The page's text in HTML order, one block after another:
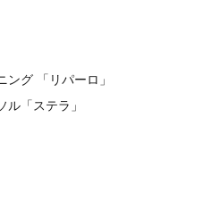
グ 「リパーロ」
「ステラ」